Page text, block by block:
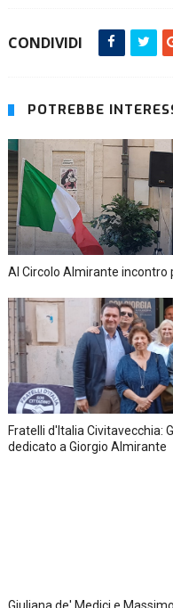
CONDIVIDI
POTREBBE
Al Circolo Almirante incontro
Fratelli d'Italia Civitavecchia:
dedicato a Giorgio Almirante